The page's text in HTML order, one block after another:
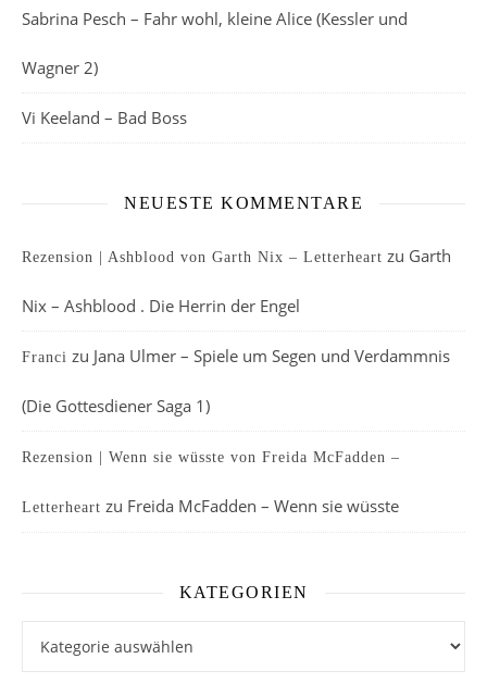
Sabrina Pesch – Fahr wohl, kleine Alice (Kessler und
Wagner 2)
Vi Keeland – Bad Boss
NEUESTE KOMMENTARE
Rezension | Ashblood von Garth Nix – Letterheart zu Garth
Nix – Ashblood . Die Herrin der Engel
Franci zu Jana Ulmer – Spiele um Segen und Verdammnis
(Die Gottesdiener Saga 1)
Rezension | Wenn sie wüsste von Freida McFadden –
Letterheart zu Freida McFadden – Wenn sie wüsste
KATEGORIEN